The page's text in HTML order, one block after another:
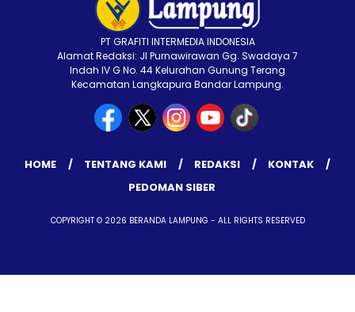
PT GRAFITI INTERMEDIA INDONESIA
Alamat Redaksi: Jl Purnawirawan Gg. Swadaya 7
Indah IV G No. 44 Kelurahan Gunung Terang
Kecamatan Langkapura Bandar Lampung.
HOME TENTANG KAMI REDAKSI
KONTAK
PEDOMAN SIBER
COPYRIGHT © 2026 BERANDA LAMPUNG - ALL RIGHTS RESERVED